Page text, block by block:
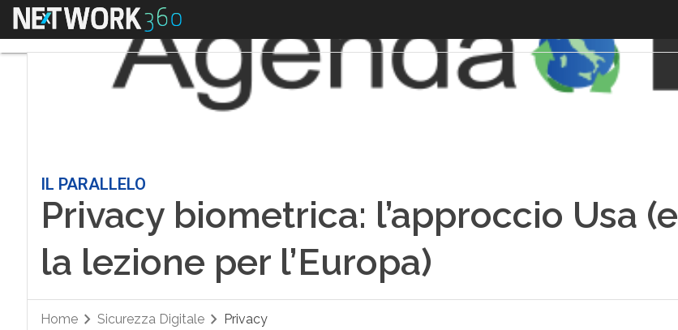
Menu
IL PARALLELO
Privacy biometrica: l’approccio Usa (e
la lezione per l’Europa)
Home Sicurezza Digitale Privacy